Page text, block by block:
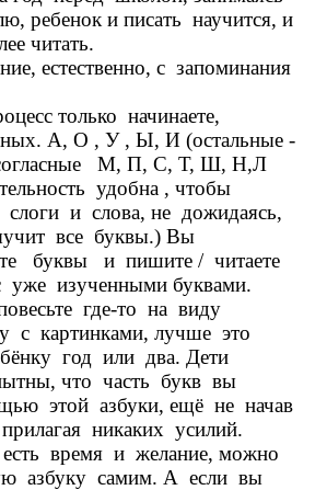
ребенок и писать научится, и
читать.
естественно, с запоминания
только начинаете,
А, О , У , Ы, И (остальные -
М, П, С, Т, Ш, Н,Л
удобна , чтобы
слоги и слова, не дожидаясь,
все буквы.) Вы
буквы и пишите / читаете
изученными буквами.
где-то на виду
с картинками, лучше это
год или два. Дети
что часть букв вы
этой азбуки, ещё не начав
никаких усилий.
время и желание, можно
азбуку самим. А если вы